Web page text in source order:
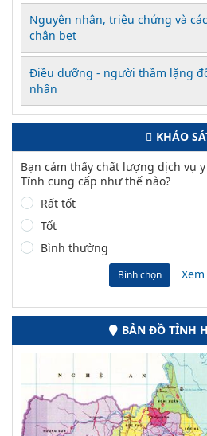
Nguyên nhân, triệu chứng và
chân bẹt
Điều dưỡng - người thầm lặng
nhân
KHẢO
Bạn cảm thấy chất lượng dịch vụ
Tĩnh cung cấp như thế nào?
Rất tốt
Tốt
Bình thường
Bình chọn
BẢN ĐỒ TỈNH